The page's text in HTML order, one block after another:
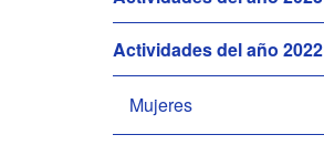
u
:
i
ó
n
Actividades del año 2022
Mujeres